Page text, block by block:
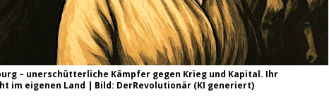
– unerschütterliche Kämpfer gegen Krieg und Kapital. Ihr
im eigenen Land | Bild: DerRevolutionär (KI generiert)